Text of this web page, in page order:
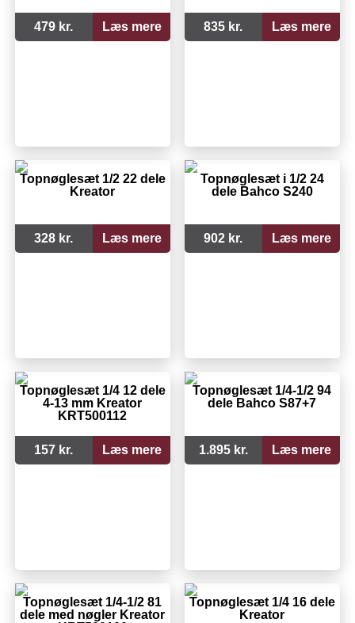
479 kr. Læs mere 835 kr. Læs mere
Topnøglesæt 1/2 22 dele
Kreator
328 kr. Læs mere
Topnøglesæt i 1/2 24
dele Bahco S240
902 kr. Læs mere
Topnøglesæt 1/4 12 dele
4-13 mm Kreator
KRT500112
157 kr. Læs mere
Topnøglesæt 1/4-1/2 94
dele Bahco S87+7
1.895 kr. Læs mere
Topnøglesæt 1/4-1/2 81
dele med nøgler Kreator
Topnøglesæt 1/4 16 dele
Kreator